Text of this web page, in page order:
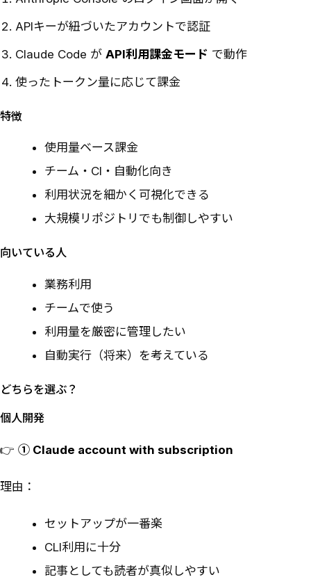
APIキーが紐づいたアカウントで認証
Claude Code が API利用課金モード で動作
使ったトークン量に応じて課金
特徴
使用量ベース課金
チーム・CI・自動化向き
利用状況を細かく可視化できる
大規模リポジトリでも制御しやすい
向いている人
業務利用
チームで使う
利用量を厳密に管理したい
自動実行（将来）を考えている
どちらを選ぶ？
個人開発
👉 ① Claude account with subscription
理由：
セットアップが一番楽
CLI利用に十分
記事としても読者が真似しやすい